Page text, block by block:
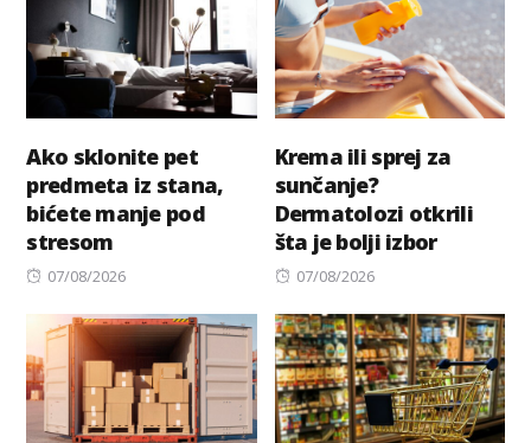
Ako sklonite pet
predmeta iz stana,
bićete manje pod
stresom
Posted
07/08/2026
Krema ili sprej za
sunčanje?
Dermatolozi otkrili
šta je bolji izbor
Posted
07/08/2026